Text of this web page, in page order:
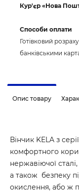
Кур'єр «Нова
Способи оплати
Готівковий
банківськими
Опис товару
Вінчик KELA з
комфортного
нержавіючої
а також безпеку
окислення, або ж